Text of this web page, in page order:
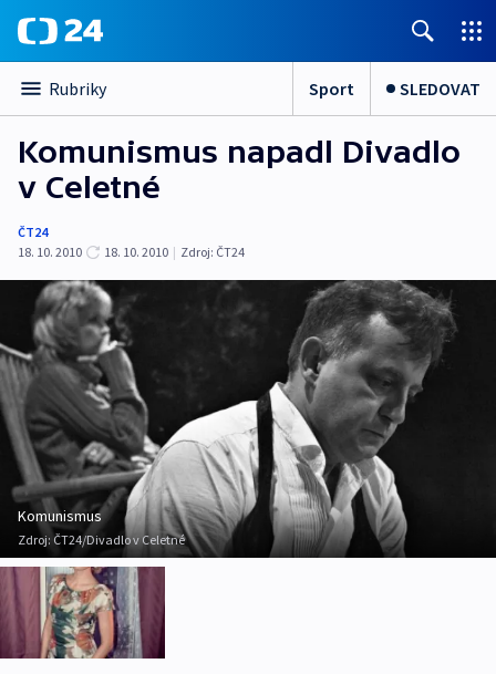
Rubriky Sport SLEDOVAT
Komunismus napadl Divadlo
v Celetné
ČT24
18. 10. 2010
18. 10. 2010 | Zdroj: ČT24
Komunismus
Zdroj: ČT24/Divadlo v Celetné